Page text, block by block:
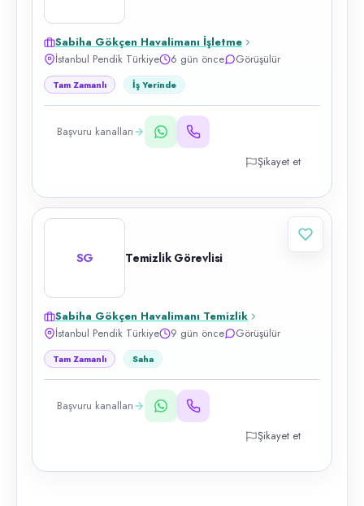
Sabiha Gökçen Havalimanı İşletme
İstanbul Pendik Türkiye
6 gün önce Görüşülür
Tam Zamanlı İş Yerinde
Başvuru kanalları
Şikayet et
SG Temizlik Görevlisi
Sabiha Gökçen Havalimanı Temizlik
İstanbul Pendik Türkiye
9 gün önce Görüşülür
Tam Zamanlı Saha
Başvuru kanalları
Şikayet et